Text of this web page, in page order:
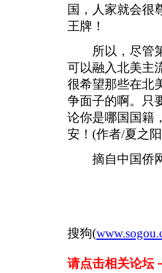
国，人家就会很
王牌！
所以，尽管第
可以融入北美主
很希望那些在北
争面子的啊。只
论你是哪国国籍
安！(作者/夏之
摘自中国侨
搜狗(
请点击相关论坛